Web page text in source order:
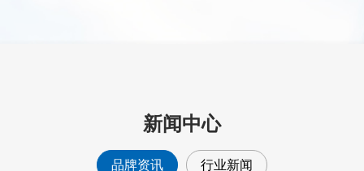
新闻中心
品牌资讯 行业新闻